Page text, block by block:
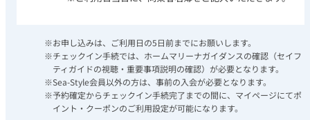
※お申し込みは、ご利用日の5日前までにお願いします。
※チェックイン手続では、ホームマリーナガイダンスの確認（セイフ
ティガイドの視聴・重要事項説明の確認）が必要となります。
※Sea-Style会員以外の方は、事前の入会が必要となります。
※予約確定からチェックイン手続完了までの間に、マイページにてポ
イント・クーポンのご利用設定が可能になります。